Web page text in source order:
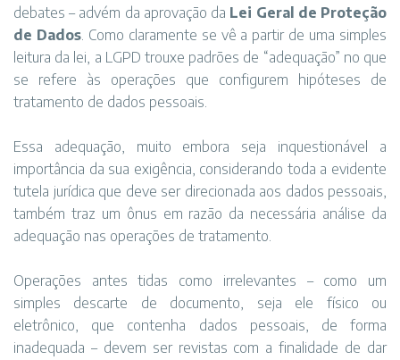
debates – advém da aprovação da Lei Geral de Proteção
de Dados. Como claramente se vê a partir de uma simples
leitura da lei, a LGPD trouxe padrões de “adequação” no que
se refere às operações que configurem hipóteses de
tratamento de dados pessoais.
Essa adequação, muito embora seja inquestionável a
importância da sua exigência, considerando toda a evidente
tutela jurídica que deve ser direcionada aos dados pessoais,
também traz um ônus em razão da necessária análise da
adequação nas operações de tratamento.
Operações antes tidas como irrelevantes – como um
simples descarte de documento, seja ele físico ou
eletrônico, que contenha dados pessoais, de forma
inadequada – devem ser revistas com a finalidade de dar